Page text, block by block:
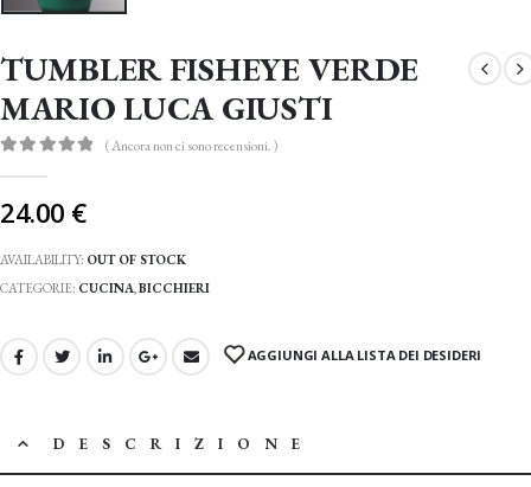
TUMBLER FISHEYE VERDE
MARIO LUCA GIUSTI
( Ancora non ci sono recensioni. )
24.00 €
AVAILABILITY: OUT OF STOCK
CATEGORIE: CUCINA,BICCHIERI
AGGIUNGI ALLA LISTA DEI DESIDERI
DESCRIZIONE